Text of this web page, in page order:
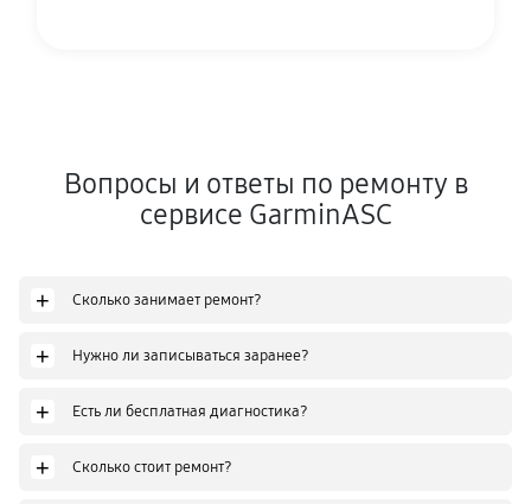
Вопросы и ответы по ремонту в
сервисе GarminASC
+ Сколько занимает ремонт?
+ Нужно ли записываться заранее?
+ Есть ли бесплатная диагностика?
+ Сколько стоит ремонт?